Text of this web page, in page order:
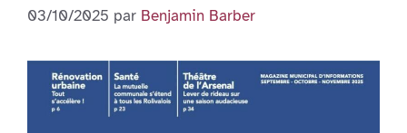
03/10/2025 par Benjamin Barber